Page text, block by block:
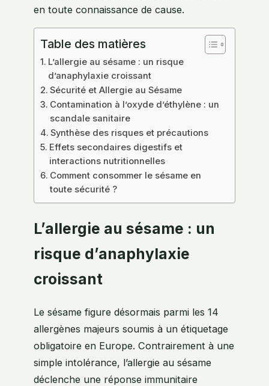
en toute connaissance de cause.
Table des matières
L’allergie au sésame : un risque
d’anaphylaxie croissant
Sécurité et Allergie au Sésame
Contamination à l’oxyde d’éthylène : un
scandale sanitaire
Synthèse des risques et précautions
Effets secondaires digestifs et
interactions nutritionnelles
Comment consommer le sésame en
toute sécurité ?
L’allergie au sésame : un
risque d’anaphylaxie
croissant
Le sésame figure désormais parmi les 14
allergènes majeurs soumis à un étiquetage
obligatoire en Europe. Contrairement à une
simple intolérance, l’allergie au sésame
déclenche une réponse immunitaire